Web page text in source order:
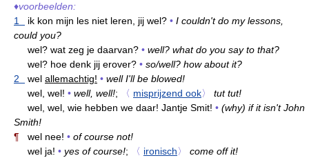
♦voorbeelden:
1
ik kon mijn les niet leren, jij wel? • I couldn't do my lessons,
could you?
wel? wat zeg je daarvan? • well? what do you say to that?
wel? hoe denk jij erover? • so/well? how about it?
2
wel allemachtig! • well I'll be blowed!
wel, wel! • well, well!; 〈 misprijzend ook〉
tut tut!
wel, wel, wie hebben we daar! Jantje Smit! • (why) if it isn't John
Smith!
¶ wel nee! • of course not!
wel ja! • yes of course!; 〈 ironisch〉 come off it!